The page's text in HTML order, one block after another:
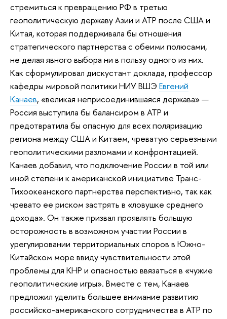
стремиться к превращению РФ в третью
геополитическую державу Азии и АТР после США и
Китая, которая поддерживала бы отношения
стратегического партнерства с обеими полюсами,
не делая явного выбора ни в пользу одного из них.
Как сформулировал дискустант доклада, профессор
кафедры мировой политики НИУ ВШЭ Евгений
Канаев, «великая неприсоединившаяся держава» —
Россия выступила бы балансиром в АТР и
предотвратила бы опасную для всех поляризацию
региона между США и Китаем, чреватую серьезными
геополитическими разломами и конфронтацией.
Канаев добавил, что подключение России в той или
иной степени к американской инициативе Транс-
Тихоокеанского партнерства перспективно, так как
чревато ее риском застрять в «ловушке среднего
дохода». Он также призвал проявлять большую
осторожность в возможном участии России в
урегулировании территориальных споров в Южно-
Китайском море ввиду чувствительности этой
проблемы для КНР и опасностью ввязаться в «чужие
геополитические игры». Вместе с тем, Канаев
предложил уделить большее внимание развитию
российско-американского сотрудничества в АТР по